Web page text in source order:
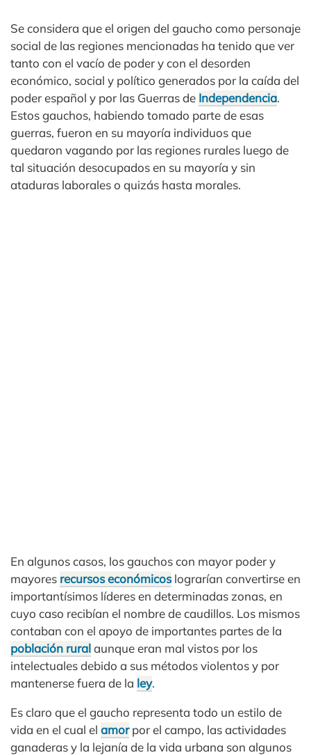
Se considera que el origen del gaucho como personaje
social de las regiones mencionadas ha tenido que ver
tanto con el vacío de poder y con el desorden
económico, social y político generados por la caída del
poder español y por las Guerras de Independencia.
Estos gauchos, habiendo tomado parte de esas
guerras, fueron en su mayoría individuos que
quedaron vagando por las regiones rurales luego de
tal situación desocupados en su mayoría y sin
ataduras laborales o quizás hasta morales.
En algunos casos, los gauchos con mayor poder y
mayores recursos económicoslograrían convertirse en
importantísimos líderes en determinadas zonas, en
cuyo caso recibían el nombre de caudillos. Los mismos
contaban con el apoyo de importantes partes de la
población ruralaunque eran mal vistos por los
intelectuales debido a sus métodos violentos y por
mantenerse fuera de la ley.
Es claro que el gaucho representa todo un estilo de
vida en el cual el amorpor el campo, las actividades
ganaderas y la lejanía de la vida urbana son algunos